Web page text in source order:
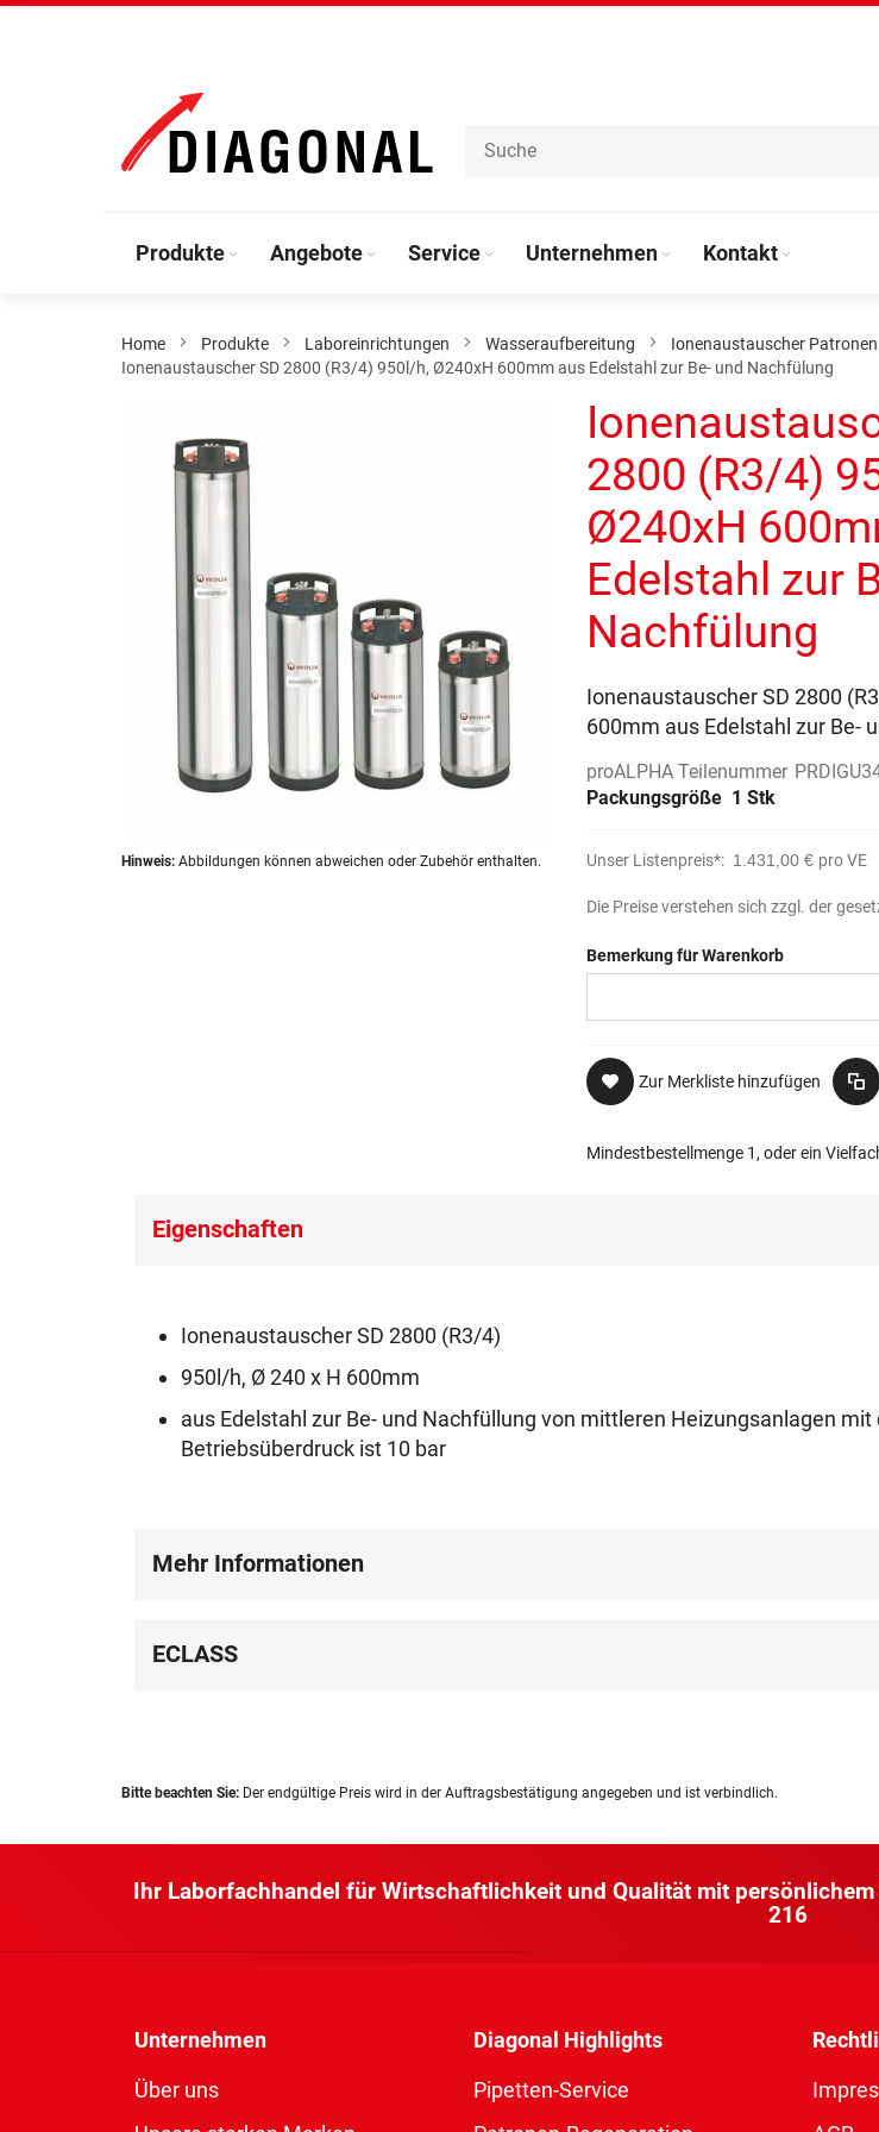
Inhalt
Produkte Angebote Service Unternehmen Kontakt
Home Produkte Laboreinrichtungen Wasseraufbereitung
Ionenaustauscher Patronen
Ionenaustauscher SD 2800 (R3/4) 950l/h, Ø240xH 600mm aus Edelstahl zur Be- und Nachfülung
Bildergalerie
Zum
Hinweis: Abbildungen können abweichen oder Zubehör enthalten.
2800 (R3/4)
Ø240xH
Edelstahl zur
Nachfülung
Ionenaustauscher SD 2800
600mm aus Edelstahl zur Be-
proALPHA Teilenummer
Packungsgröße 1 Stk
Unser Listenpreis*: 1.431,00 € pro VE
Die Preise verstehen sich zzgl. der
Bemerkung für Warenkorb
Zur Merkliste hinzufügen
Mindestbestellmenge 1, oder ein
Eigenschaften
Ionenaustauscher SD 2800 (R3/4)
950l/h, Ø 240 x H 600mm
aus Edelstahl zur Be- und Nachfüllung von mittleren Heizungsanlagen
Betriebsüberdruck ist 10 bar
Mehr Informationen
ECLASS
Bitte beachten Sie: Der endgültige Preis wird in der Auftragsbestätigung angegeben und ist verbindlich.
Ihr Laborfachhandel für Wirtschaftlichkeit und Qualität mit
216
Unternehmen
Über uns
Diagonal Highlights
Pipetten-Service